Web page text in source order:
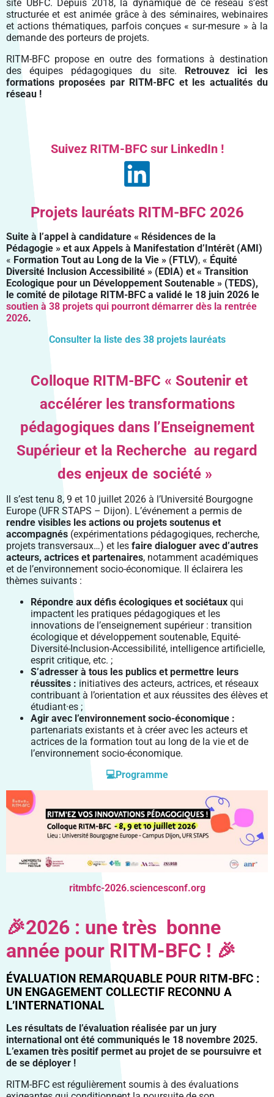
RECRUTEMENT DES ÉTABLISSEMENTS MEMBRES
PROJETS INTÉGRÉS
FELLOWS
COLLOQUE SCIENTIFIQUE ISITE-BFC
PÔLE SHS
PÔLE DGEP
PÔLE SV2TEA
POLYTECHNICUM
LABEX LIPSTIC
NCU RITM–BFC
PLATEFORME SMARTLIGHT
CALHIPSO
HARMI
PROJETS FEDER
SANTÉ PUBLIQUE BFC
PRODUCTIONS
PUBLICATIONS SCIENTIFIQUES
PRIX ET DISTINCTIONS
OUVERTURE DES DONNÉES DE LA RECHERCHE :
DAT@UBFC
SCIENCE AVEC ET POUR LA SOCIÉTÉ
VALORISATION
ENVIRONNEMENTS-SANTÉ
CARNOT-PASTEUR
SCIENCES POUR L’INGÉNIEUR ET MICROTECHNIQUES
DROIT, GESTION, SCIENCES ÉCONOMIQUES ET POLITIQUES
LETTRES, COMMUNICATION, LANGUES, ART
SOCIÉTÉS, ESPACE, PRATIQUES, TEMPS
FORMATION CONTINUE
ENTREPRENEURIAT
ENTREPRENEURIAT ÉTUDIANT : PEPITE-BFC
ENTREPRENEURIAT ET DOCTORAT
INSERTION PROFESSIONNELLE
DOCTORAT ET CARRIÈRE PROFESSIONNELLE
RÉSEAU UBFC ALUMNI
CROUS BOURGOGNE – FRANCHE-COMTÉ
SIGNALER UNE SITUATION D’URGENCE
CONSTRUIRE LA VIE ÉTUDIANTE 2024-2029
VENIR À UBFC
PARTIR À L’ÉTRANGER
site UBFC. Depuis 2018, la dynamique de ce réseau s’est
structurée et est animée grâce à des séminaires, webinaires
et actions thématiques, parfois conçues « sur-mesure » à la
demande des porteurs de projets.
RITM-BFC propose en outre des formations à destination
des équipes pédagogiques du site. Retrouvez ici les
formations proposées par RITM-BFC et les actualités du
réseau !
Suivez RITM-BFC sur LinkedIn !
Projets lauréats RITM-BFC 2026
Suite à l’appel à candidature « Résidences de la
Pédagogie » et aux Appels à Manifestation d’Intérêt (AMI)
« Formation Tout au Long de la Vie » (FTLV), « Équité
Diversité Inclusion Accessibilité » (EDIA) et « Transition
Ecologique pour un Développement Soutenable » (TEDS),
le comité de pilotage RITM-BFC a validé le 18 juin 2026 le
soutien à 38 projets qui pourront démarrer dès la rentrée
2026.
Consulter la liste des 38 projets lauréats
Colloque RITM-BFC « Soutenir et
accélérer les transformations
pédagogiques dans l’Enseignement
Supérieur et la Recherche au regard
des enjeux de société »
Il s’est tenu 8, 9 et 10 juillet 2026 à l’Université Bourgogne
Europe (UFR STAPS – Dijon). L’événement a permis de
rendre visibles les actions ou projets soutenus et
accompagnés (expérimentations pédagogiques, recherche,
projets transversaux…) et les faire dialoguer avec d’autres
acteurs, actrices et partenaires, notamment académiques
et de l’environnement socio-économique. Il éclairera les
thèmes suivants :
Répondre aux défis écologiques et sociétaux qui
impactent les pratiques pédagogiques et les
innovations de l’enseignement supérieur : transition
écologique et développement soutenable, Equité-
Diversité-Inclusion-Accessibilité, intelligence artificielle,
esprit critique, etc. ;
S’adresser à tous les publics et permettre leurs
réussites : initiatives des acteurs, actrices, et réseaux
contribuant à l’orientation et aux réussites des élèves et
étudiant·es ;
Agir avec l’environnement socio-économique :
partenariats existants et à créer avec les acteurs et
actrices de la formation tout au long de la vie et de
l’environnement socio-économique.
💻Programme
ritmbfc-2026.sciencesconf.org
🎉2026 : une très bonne
année pour RITM-BFC ! 🎉
ÉVALUATION REMARQUABLE POUR RITM-BFC :
UN ENGAGEMENT COLLECTIF RECONNU A
L’INTERNATIONAL
Les résultats de l’évaluation réalisée par un jury
international ont été communiqués le 18 novembre 2025.
L’examen très positif permet au projet de se poursuivre et
de se déployer !
RITM-BFC est régulièrement soumis à des évaluations